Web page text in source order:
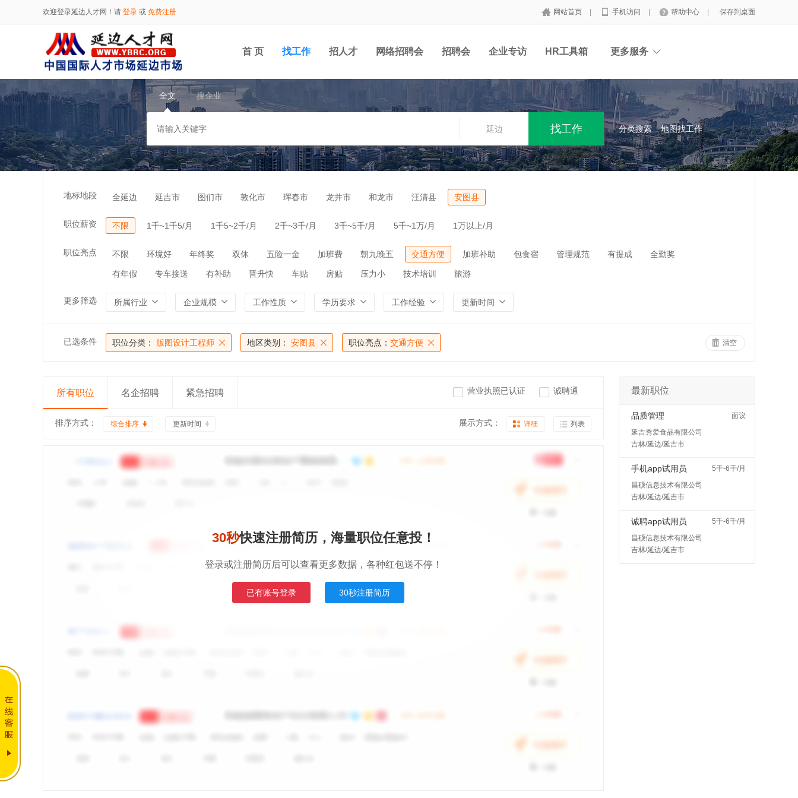
欢迎登录延边人才网！请 登录 或 免费注册 网站首页 手机访问 帮助中心 保存到桌面
首 页 找工作 招人才 网络招聘会 招聘会 企业专访 HR工具箱 更多服务
全文 搜企业
延边 分类搜索 地图找工作
地标地段 全延边 延吉市 图们市 敦化市 珲春市 龙井市 和龙市 汪清县 安图县
职位薪资 不限 1千~1千5/月 1千5~2千/月 2千~3千/月 3千~5千/月 5千~1万/月 1万以上/月
职位亮点 不限 环境好 年终奖 双休 五险一金 加班费 朝九晚五 交通方便 加班补助 包食宿 管理规范 有提成 全勤奖
有年假 专车接送 有补助 晋升快 车贴 房贴 压力小 技术培训 旅游
更多筛选 所属行业 企业规模 工作性质 学历要求 工作经验 更新时间
已选条件 职位分类： 版图设计工程师 地区类别： 安图县 职位亮点： 交通方便 清空
所有职位 名企招聘 紧急招聘 营业执照已认证 诚聘通
排序方式： 综合排序 更新时间 展示方式： 详细 列表
30秒快速注册简历，海量职位任意投！
登录或注册简历后可以查看更多数据，各种红包送不停！
已有账号登录 30秒注册简历
最新职位
品质管理
面议
延吉秀爱食品有限公司
吉林/延边/延吉市
手机app试用员
5千-6千/月
昌硕信息技术有限公司
吉林/延边/延吉市
诚聘app试用员
5千-6千/月
昌硕信息技术有限公司
吉林/延边/延吉市